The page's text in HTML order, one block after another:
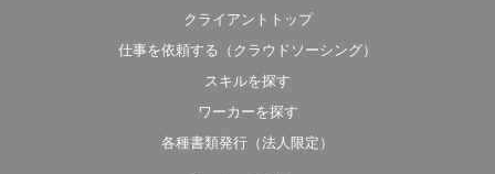
クライアントトップ
仕事を依頼する（クラウドソーシング）
スキルを探す
ワーカーを探す
各種書類発行（法人限定）